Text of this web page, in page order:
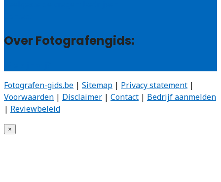
Over Fotografengids:
Fotografen-gids.be | Sitemap | Privacy statement |
Voorwaarden | Disclaimer | Contact | Bedrijf aanmelden
| Reviewbeleid
×